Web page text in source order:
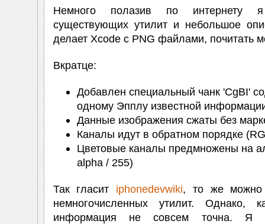
Немного полазив по интернету
существующих утилит и небольшое
делает Xcode с PNG файлами, почитать
Вкратце:
Добавлен специальный чанк 'CgBI'
одному Эпплу известной
Данные изображения сжаты без
Каналы идут в обратном порядке
Цветовые каналы предмножены на
alpha / 255)
Так гласит iphonedevwiki, то же можно
немногочисленных утилит. Однако,
информация не совсем точна. Я